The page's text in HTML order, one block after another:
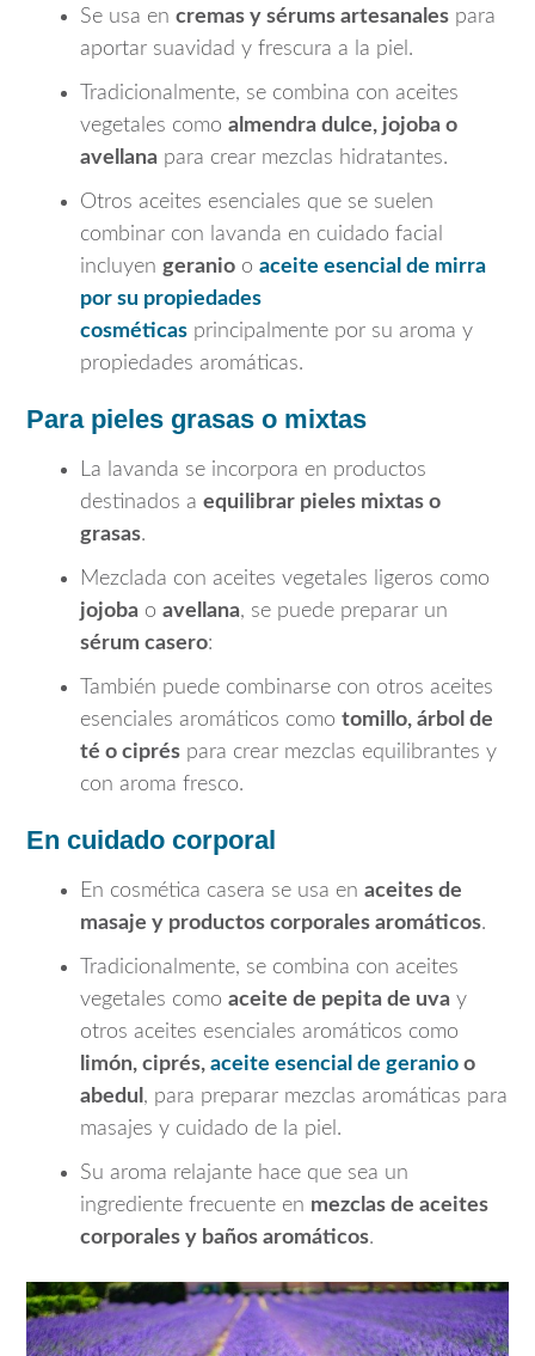
Se usa en cremas y sérums artesanales para
aportar suavidad y frescura a la piel.
Tradicionalmente, se combina con aceites
vegetales como almendra dulce, jojoba o
avellana para crear mezclas hidratantes.
Otros aceites esenciales que se suelen
combinar con lavanda en cuidado facial
incluyen geranio o aceite esencial de mirra
por su propiedades
cosméticas principalmente por su aroma y
propiedades aromáticas.
Para pieles grasas o mixtas
La lavanda se incorpora en productos
destinados a equilibrar pieles mixtas o
grasas.
Mezclada con aceites vegetales ligeros como
jojoba o avellana, se puede preparar un
sérum casero:
También puede combinarse con otros aceites
esenciales aromáticos como tomillo, árbol de
té o ciprés para crear mezclas equilibrantes y
con aroma fresco.
En cuidado corporal
En cosmética casera se usa en aceites de
masaje y productos corporales aromáticos.
Tradicionalmente, se combina con aceites
vegetales como aceite de pepita de uva y
otros aceites esenciales aromáticos como
limón, ciprés, aceite esencial de geranio o
abedul , para preparar mezclas aromáticas para
masajes y cuidado de la piel.
Su aroma relajante hace que sea un
ingrediente frecuente en mezclas de aceites
corporales y baños aromáticos.